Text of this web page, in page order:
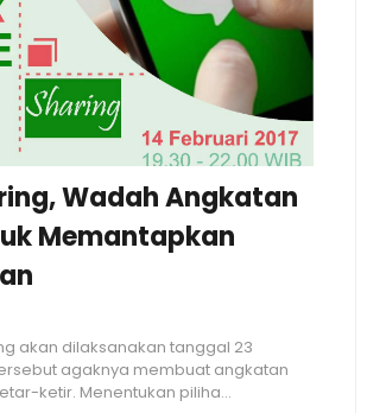
Wadah Angkatan
Memantapkan
akan dilaksanakan tanggal 23
agaknya membuat angkatan
ketir. Menentukan piliha...